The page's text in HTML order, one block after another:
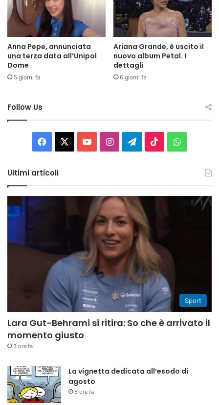
Anna Pepe, annunciata
una terza data all’Unipol
Dome
5 giorni fa
Ariana Grande, è uscito il
nuovo album Petal. I
dettagli
6 giorni fa
Follow Us
Facebook You InstagramTelegram
TikTok
Ultimi articoli
Sport
Lara Gut-Behrami si ritira: So che è arrivato il
momento giusto
3 ore fa
La vignetta dedicata all’esodo di
agosto
5 ore fa